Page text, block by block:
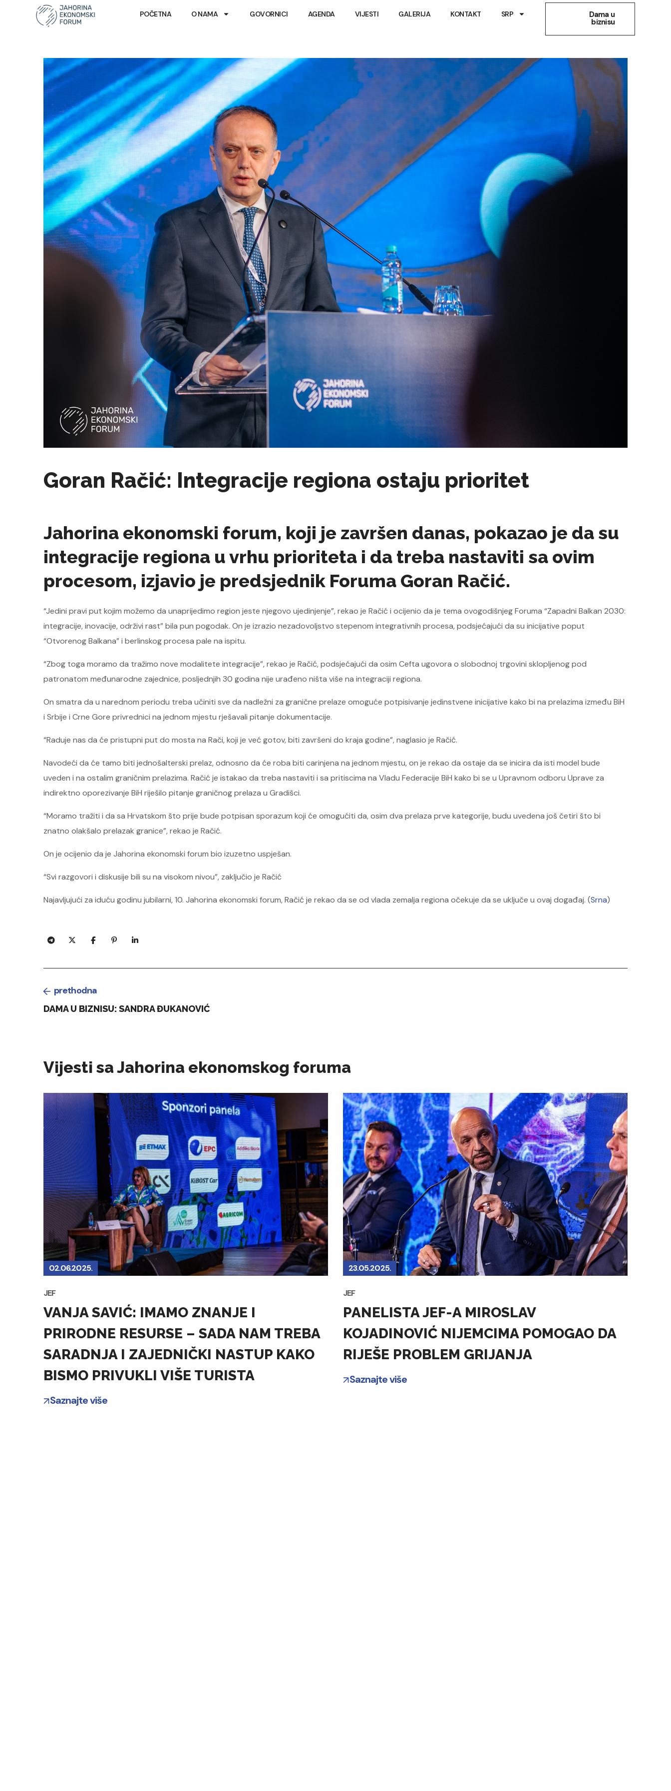
POČETNA O NAMA GOVORNICI AGENDA VIJESTI GALERIJA KONTAKT SRP Dama u
biznisu
Goran Račić: Integracije regiona ostaju prioritet
Jahorina ekonomski forum, koji je završen danas, pokazao je da su
integracije regiona u vrhu prioriteta i da treba nastaviti sa ovim
procesom, izjavio je predsjednik Foruma Goran Račić.
“Jedini pravi put kojim možemo da unaprijedimo region jeste njegovo ujedinjenje”, rekao je Račić i ocijenio da je tema ovogodišnjeg Foruma “Zapadni Balkan 2030:
integracije, inovacije, održivi rast” bila pun pogodak. On je izrazio nezadovoljstvo stepenom integrativnih procesa, podsjećajući da su inicijative poput
“Otvorenog Balkana” i berlinskog procesa pale na ispitu.
“Zbog toga moramo da tražimo nove modalitete integracije”, rekao je Račić, podsjećajući da osim Cefta ugovora o slobodnoj trgovini sklopljenog pod
patronatom međunarodne zajednice, posljednjih 30 godina nije urađeno ništa više na integraciji regiona.
On smatra da u narednom periodu treba učiniti sve da nadležni za granične prelaze omoguće potpisivanje jedinstvene inicijative kako bi na prelazima između BiH
i Srbije i Crne Gore privrednici na jednom mjestu rješavali pitanje dokumentacije.
“Raduje nas da će pristupni put do mosta na Rači, koji je već gotov, biti završeni do kraja godine”, naglasio je Račić.
Navodeći da će tamo biti jednošalterski prelaz, odnosno da će roba biti carinjena na jednom mjestu, on je rekao da ostaje da se inicira da isti model bude
uveden i na ostalim graničnim prelazima. Račić je istakao da treba nastaviti i sa pritiscima na Vladu Federacije BiH kako bi se u Upravnom odboru Uprave za
indirektno oporezivanje BiH riješilo pitanje graničnog prelaza u Gradišci.
“Moramo tražiti i da sa Hrvatskom što prije bude potpisan sporazum koji će omogućiti da, osim dva prelaza prve kategorije, budu uvedena još četiri što bi
znatno olakšalo prelazak granice”, rekao je Račić.
On je ocijenio da je Jahorina ekonomski forum bio izuzetno uspješan.
“Svi razgovori i diskusije bili su na visokom nivou”, zaključio je Račić
Najavljujući za iduću godinu jubilarni, 10. Jahorina ekonomski forum, Račić je rekao da se od vlada zemalja regiona očekuje da se uključe u ovaj događaj. (Srna)
prethodna
DAMA U BIZNISU: SANDRA ĐUKANOVIĆ
Vijesti sa Jahorina ekonomskog foruma
02.06.2025.
JEF
VANJA SAVIĆ: IMAMO ZNANJE I
PRIRODNE RESURSE – SADA NAM TREBA
SARADNJA I ZAJEDNIČKI NASTUP KAKO
BISMO PRIVUKLI VIŠE TURISTA
Saznajte više
23.05.2025.
JEF
PANELISTA JEF-A MIROSLAV
KOJADINOVIĆ NIJEMCIMA POMOGAO DA
RIJEŠE PROBLEM GRIJANJA
Saznajte više